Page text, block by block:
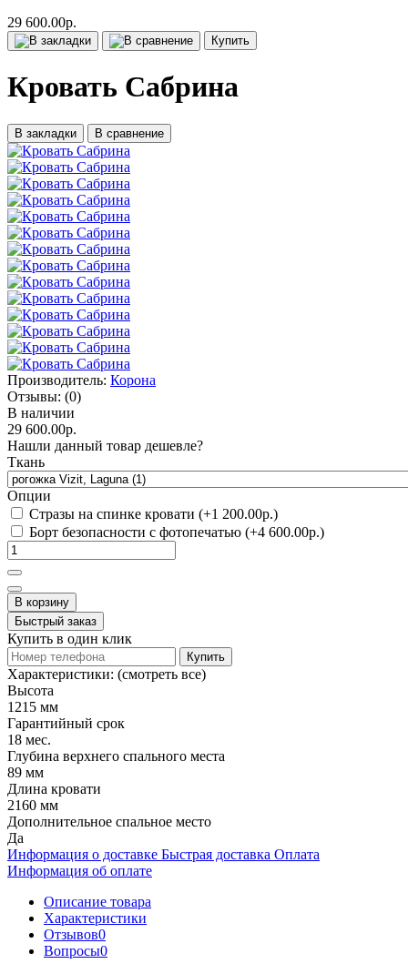
29 600.00р.
Купить
Кровать Сабрина
В закладки В сравнение
Производитель: Корона
Отзывы: (0)
В наличии
29 600.00р.
Нашли данный товар дешевле?
Ткань
Опции
Стразы на спинке кровати (+1 200.00р.)
Борт безопасности с фотопечатью (+4 600.00р.)
В корзину
Быстрый заказ
Купить в один клик
Купить
Характеристики: (смотреть все)
Высота
1215 мм
Гарантийный срок
18 мес.
Глубина верхнего спального места
89 мм
Длина кровати
2160 мм
Дополнительное спальное место
Да
Информация о доставке Быстрая доставка Оплата
Информация об оплате
Описание товара
Характеристики
Отзывов0
Вопросы0